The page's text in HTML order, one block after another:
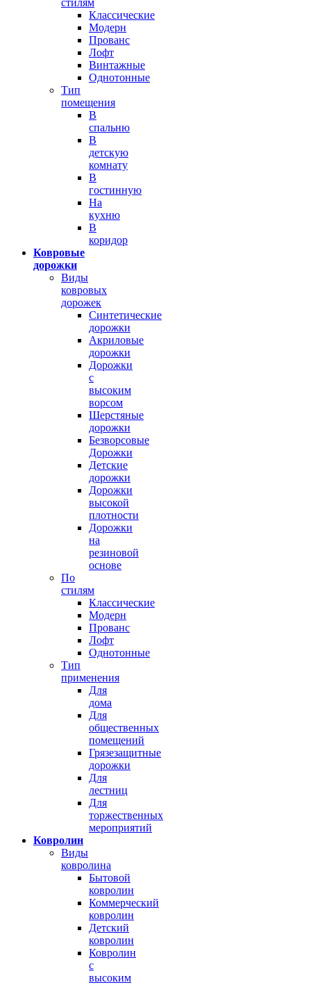
Классические
Модерн
Прованс
Лофт
Винтажные
Однотонные
Тип
помещения
В
спальню
В
детскую
комнату
В
гостинную
На
кухню
В
коридор
Ковровые
дорожки
Виды
ковровых
дорожек
Синтетические
дорожки
Акриловые
дорожки
Дорожки
с
высоким
ворсом
Шерстяные
дорожки
Безворсовые
Дорожки
Детские
дорожки
Дорожки
высокой
плотности
Дорожки
на
резиновой
основе
По
стилям
Классические
Модерн
Прованс
Лофт
Однотонные
Тип
применения
Для
дома
Для
общественных
помещений
Грязезащитные
дорожки
Для
лестниц
Для
торжественных
мероприятий
Ковролин
Виды
ковролина
Бытовой
ковролин
Коммерческий
ковролин
Детский
ковролин
Ковролин
с
высоким